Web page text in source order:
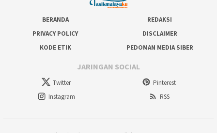
BERANDA
REDAKSI
PRIVACY POLICY
DISCLAIMER
KODE ETIK
PEDOMAN MEDIA SIBER
JARINGAN SOCIAL
Twitter
Pinterest
Instagram
RSS